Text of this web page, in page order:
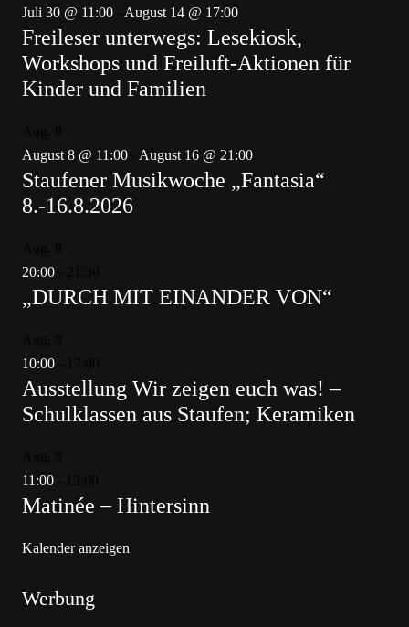
Juli 30 @ 11:00
August 14 @ 17:00
Freileser unterwegs: Lesekiosk,
Workshops und Freiluft-Aktionen für
Kinder und Familien
August 8 @ 11:00
August 16 @ 21:00
Staufener Musikwoche „Fantasia“
8.-16.8.2026
20:00
„DURCH MIT EINANDER VON“
10:00
Ausstellung Wir zeigen euch was! –
Schulklassen aus Staufen; Keramiken
11:00
Matinée – Hintersinn
Kalender anzeigen
Werbung